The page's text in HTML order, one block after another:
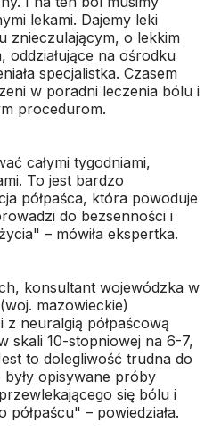
lekami. Dajemy leki
znieczulającym, o lekkim
oddziałujące na ośrodku
specjalistka. Czasem
w poradni leczenia bólu i
procedurom.
całymi tygodniami,
To jest bardzo
półpaśca, która powoduje
do bezsenności i
– mówiła ekspertka.
konsultant wojewódzka w
mazowieckie)
z neuralgią półpaścową
skali 10-stopniowej na 6-7,
to dolegliwość trudna do
opisywane próby
się bólu i
– powiedziała.